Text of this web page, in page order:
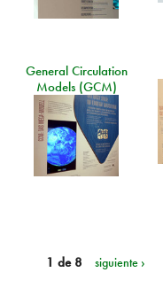
General Circulation
Models (GCM)
1 de 8 siguiente ›